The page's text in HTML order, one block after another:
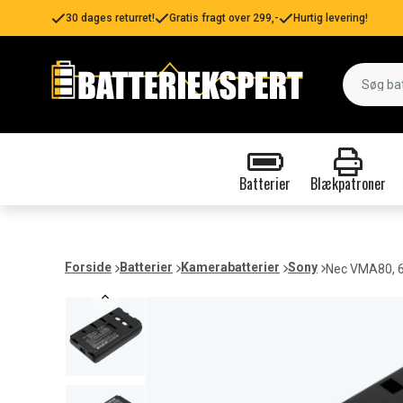
30 dages returret! Gratis fragt over 299,- Hurtig levering!
Batterier Blækpatroner
Forside Batterier Kamerabatterier Sony Nec VMA80,